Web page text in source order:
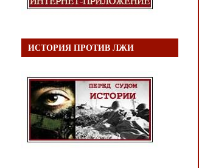
ИСТОРИЯ ПРОТИВ ЛЖИ